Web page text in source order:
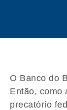
O Banco do
Então, como
precatório